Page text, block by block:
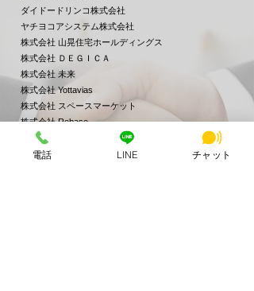
ダイドードリンコ株式会社
ヤチヨコアシステム株式会社
株式会社 山晃住宅ホールディングス
株式会社 ＤＥＧＩＣＡ
​株式会社 未来
株式会社 Yottavias
株式会社 スペースマーケット
株式会社 Rebase​
株式会社 スペイシー Spacee Inc
株式会社 オモテル
電話 LINE チャット